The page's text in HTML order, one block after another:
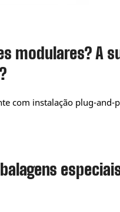
modulares? A
com instalação plug-